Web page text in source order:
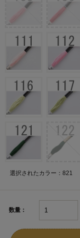
選択されたカラー：821
数量：